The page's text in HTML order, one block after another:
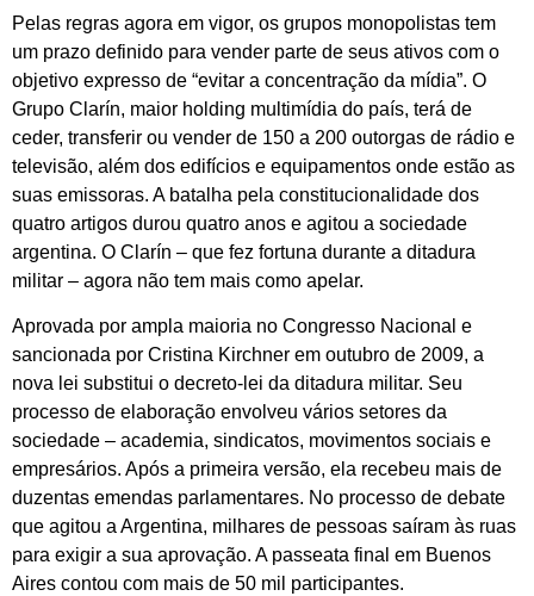
Pelas regras agora em vigor, os grupos monopolistas tem
um prazo definido para vender parte de seus ativos com o
objetivo expresso de “evitar a concentração da mídia”. O
Grupo Clarín, maior holding multimídia do país, terá de
ceder, transferir ou vender de 150 a 200 outorgas de rádio e
televisão, além dos edifícios e equipamentos onde estão as
suas emissoras. A batalha pela constitucionalidade dos
quatro artigos durou quatro anos e agitou a sociedade
argentina. O Clarín – que fez fortuna durante a ditadura
militar – agora não tem mais como apelar.
Aprovada por ampla maioria no Congresso Nacional e
sancionada por Cristina Kirchner em outubro de 2009, a
nova lei substitui o decreto-lei da ditadura militar. Seu
processo de elaboração envolveu vários setores da
sociedade – academia, sindicatos, movimentos sociais e
empresários. Após a primeira versão, ela recebeu mais de
duzentas emendas parlamentares. No processo de debate
que agitou a Argentina, milhares de pessoas saíram às ruas
para exigir a sua aprovação. A passeata final em Buenos
Aires contou com mais de 50 mil participantes.